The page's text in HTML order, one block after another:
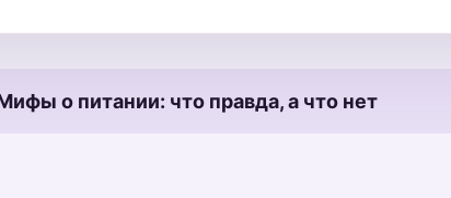
о питании: что правда, а что нет